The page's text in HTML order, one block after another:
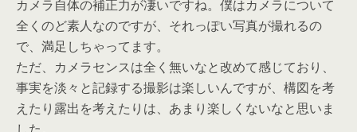
カメラ自体の補正力が凄いですね。僕はカメラについて
全くのど素人なのですが、それっぽい写真が撮れるの
で、満足しちゃってます。
ただ、カメラセンスは全く無いなと改めて感じており、
事実を淡々と記録する撮影は楽しいんですが、構図を考
えたり露出を考えたりは、あまり楽しくないなと思いま